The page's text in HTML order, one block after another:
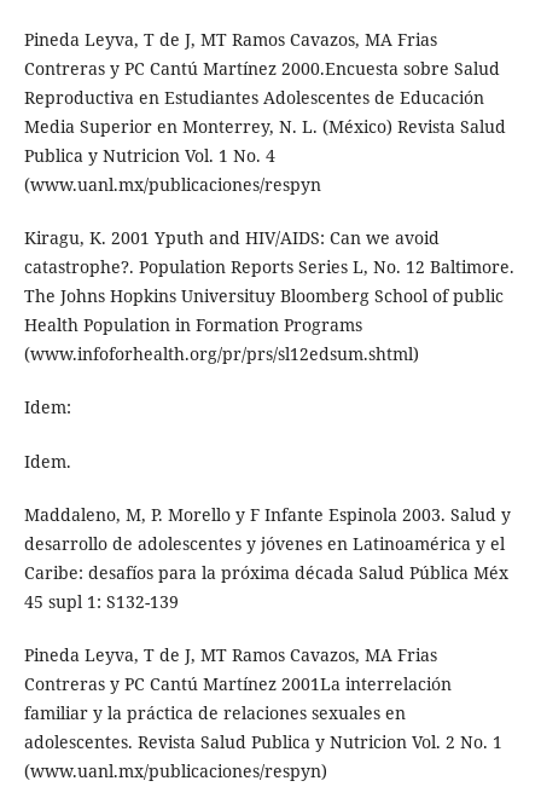
Pineda Leyva, T de J, MT Ramos Cavazos, MA Frias
Contreras y PC Cantú Martínez 2000.Encuesta sobre Salud
Reproductiva en Estudiantes Adolescentes de Educación
Media Superior en Monterrey, N. L. (México) Revista Salud
Publica y Nutricion Vol. 1 No. 4
(www.uanl.mx/publicaciones/respyn
Kiragu, K. 2001 Yputh and HIV/AIDS: Can we avoid
catastrophe?. Population Reports Series L, No. 12 Baltimore.
The Johns Hopkins Universituy Bloomberg School of public
Health Population in Formation Programs
(www.infoforhealth.org/pr/prs/sl12edsum.shtml)
Idem:
Idem.
Maddaleno, M, P. Morello y F Infante Espinola 2003. Salud y
desarrollo de adolescentes y jóvenes en Latinoamérica y el
Caribe: desafíos para la próxima década Salud Pública Méx
45 supl 1: S132-139
Pineda Leyva, T de J, MT Ramos Cavazos, MA Frias
Contreras y PC Cantú Martínez 2001La interrelación
familiar y la práctica de relaciones sexuales en
adolescentes. Revista Salud Publica y Nutricion Vol. 2 No. 1
(www.uanl.mx/publicaciones/respyn)